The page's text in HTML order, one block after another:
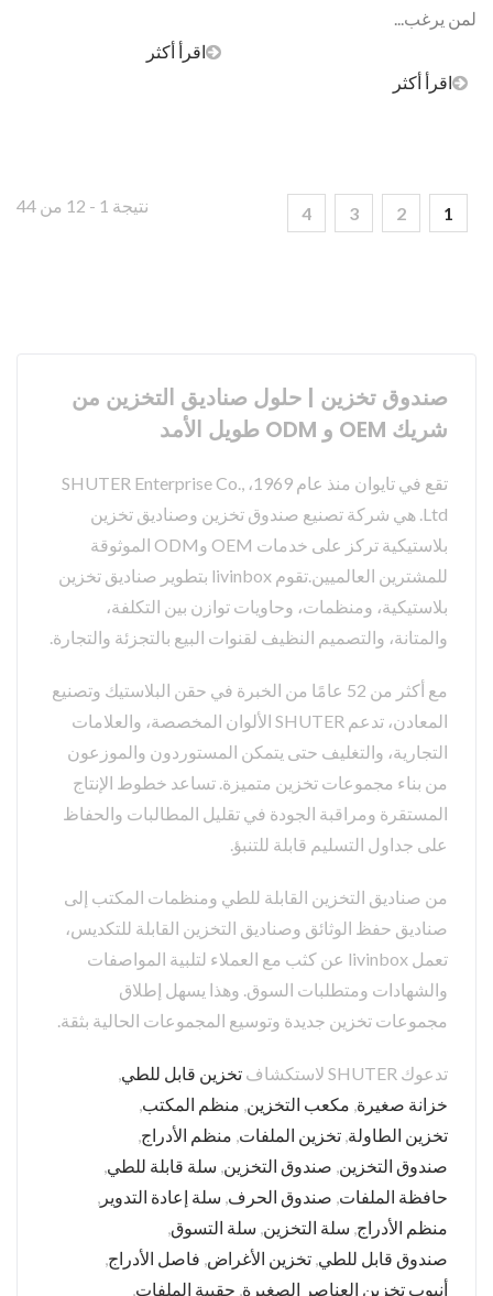
لمن يرغب...
اقرأ أكثر
اقرأ أكثر
نتيجة 1 - 12 من 44 1
2
3
4
صندوق تخزين | حلول صناديق التخزين من
شريك OEM و ODM طويل الأمد
تقع في تايوان منذ عام 1969، SHUTER Enterprise Co.,
Ltd. هي شركة تصنيع صندوق تخزين وصناديق تخزين
بلاستيكية تركز على خدمات OEM وODM الموثوقة
للمشترين العالميين.تقوم livinbox بتطوير صناديق تخزين
بلاستيكية، ومنظمات، وحاويات توازن بين التكلفة،
والمتانة، والتصميم النظيف لقنوات البيع بالتجزئة والتجارة.
مع أكثر من 52 عامًا من الخبرة في حقن البلاستيك وتصنيع
المعادن، تدعم SHUTER الألوان المخصصة، والعلامات
التجارية، والتغليف حتى يتمكن المستوردون والموزعون
من بناء مجموعات تخزين متميزة. تساعد خطوط الإنتاج
المستقرة ومراقبة الجودة في تقليل المطالبات والحفاظ
على جداول التسليم قابلة للتنبؤ.
من صناديق التخزين القابلة للطي ومنظمات المكتب إلى
صناديق حفظ الوثائق وصناديق التخزين القابلة للتكديس،
تعمل livinbox عن كثب مع العملاء لتلبية المواصفات
والشهادات ومتطلبات السوق. وهذا يسهل إطلاق
مجموعات تخزين جديدة وتوسيع المجموعات الحالية بثقة.
تدعوك SHUTER لاستكشاف تخزين قابل للطي,
خزانة صغيرة, مكعب التخزين, منظم المكتب,
تخزين الطاولة, تخزين الملفات, منظم الأدراج,
صندوق التخزين, صندوق التخزين, سلة قابلة للطي,
حافظة الملفات, صندوق الحرف, سلة إعادة التدوير ,
منظم الأدراج, سلة التخزين, سلة التسوق,
صندوق قابل للطي, تخزين الأغراض, فاصل الأدراج,
أنبوب تخزين العناصر الصغيرة, حقيبة الملفات,